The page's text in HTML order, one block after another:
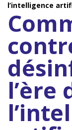
l’intelligence
l’ère